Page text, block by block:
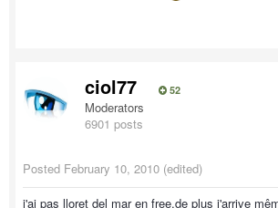
ciol77 52
Moderators
6901 posts
Posted February 10, 2010 (edited)
j'ai pas lloret del mar en free,de plus j'arrive